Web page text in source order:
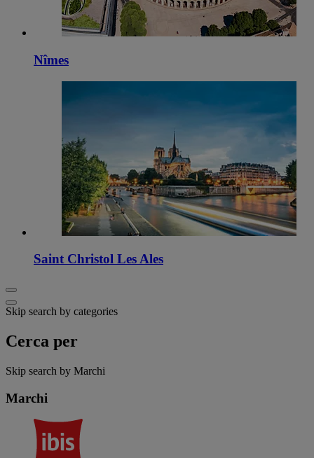
Nîmes
Saint Christol Les Ales
Skip search by categories
Cerca per
Skip search by Marchi
Marchi